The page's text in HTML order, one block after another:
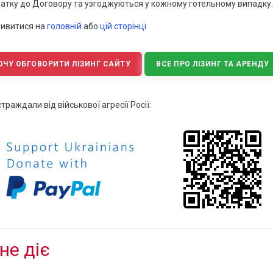
до Договору та узгоджуються у кожному готельному випадку.
на головній або цій сторінці
ОБГОВОРИТИ ЛІЗИНГ САЙТУ ВСЕ ПРО ЛІЗИНГ ТА АРЕНДУ
від військової агресії Росії:
діє